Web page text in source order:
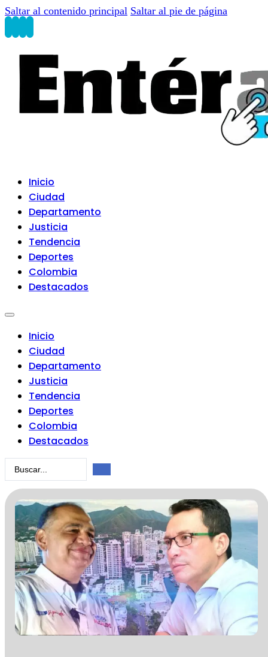
Saltar al contenido principal Saltar al pie de página
Inicio
Ciudad
Departamento
Justicia
Tendencia
Deportes
Colombia
Destacados
Inicio
Ciudad
Departamento
Justicia
Tendencia
Deportes
Colombia
Destacados
Search